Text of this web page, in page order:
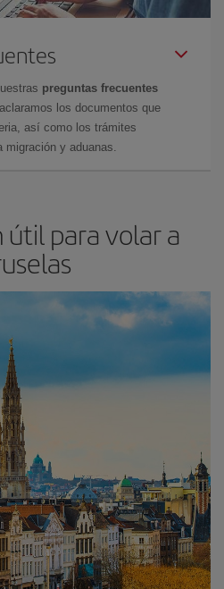
preguntas frecuentes
los documentos que
así como los trámites
migración y aduanas.
para volar a